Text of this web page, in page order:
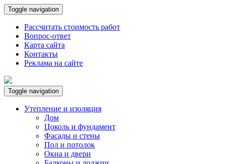
Toggle navigation
Рассчитать стоимость работ
Вопрос-ответ
Карта сайта
Контакты
Реклама на сайте
Toggle navigation
Утепление и изоляция
Дом
Цоколь и фундамент
Фасады и стены
Пол и потолок
Окна и двери